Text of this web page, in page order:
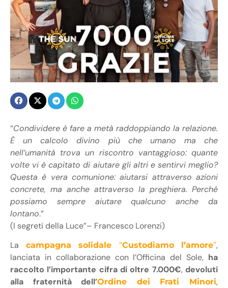
“Condividere è fare a metà raddoppiando la relazione.
È un calcolo divino più che umano ma che
nell’umanità trova un riscontro vantaggioso: quante
volte vi è capitato di aiutare gli altri e sentirvi meglio?
Questa è vera comunione: aiutarsi attraverso azioni
concrete, ma anche attraverso la preghiera. Perché
possiamo sempre aiutare qualcuno anche da
lontano.”
(I segreti della Luce”– Francesco Lorenzi)
La campagna solidale “Custodiamo l’amore”,
lanciata in collaborazione con l’Officina del Sole, ha
raccolto l’importante cifra di oltre 7.000€, devoluti
alla fraternità dell’Ordine dei Frati Minori,